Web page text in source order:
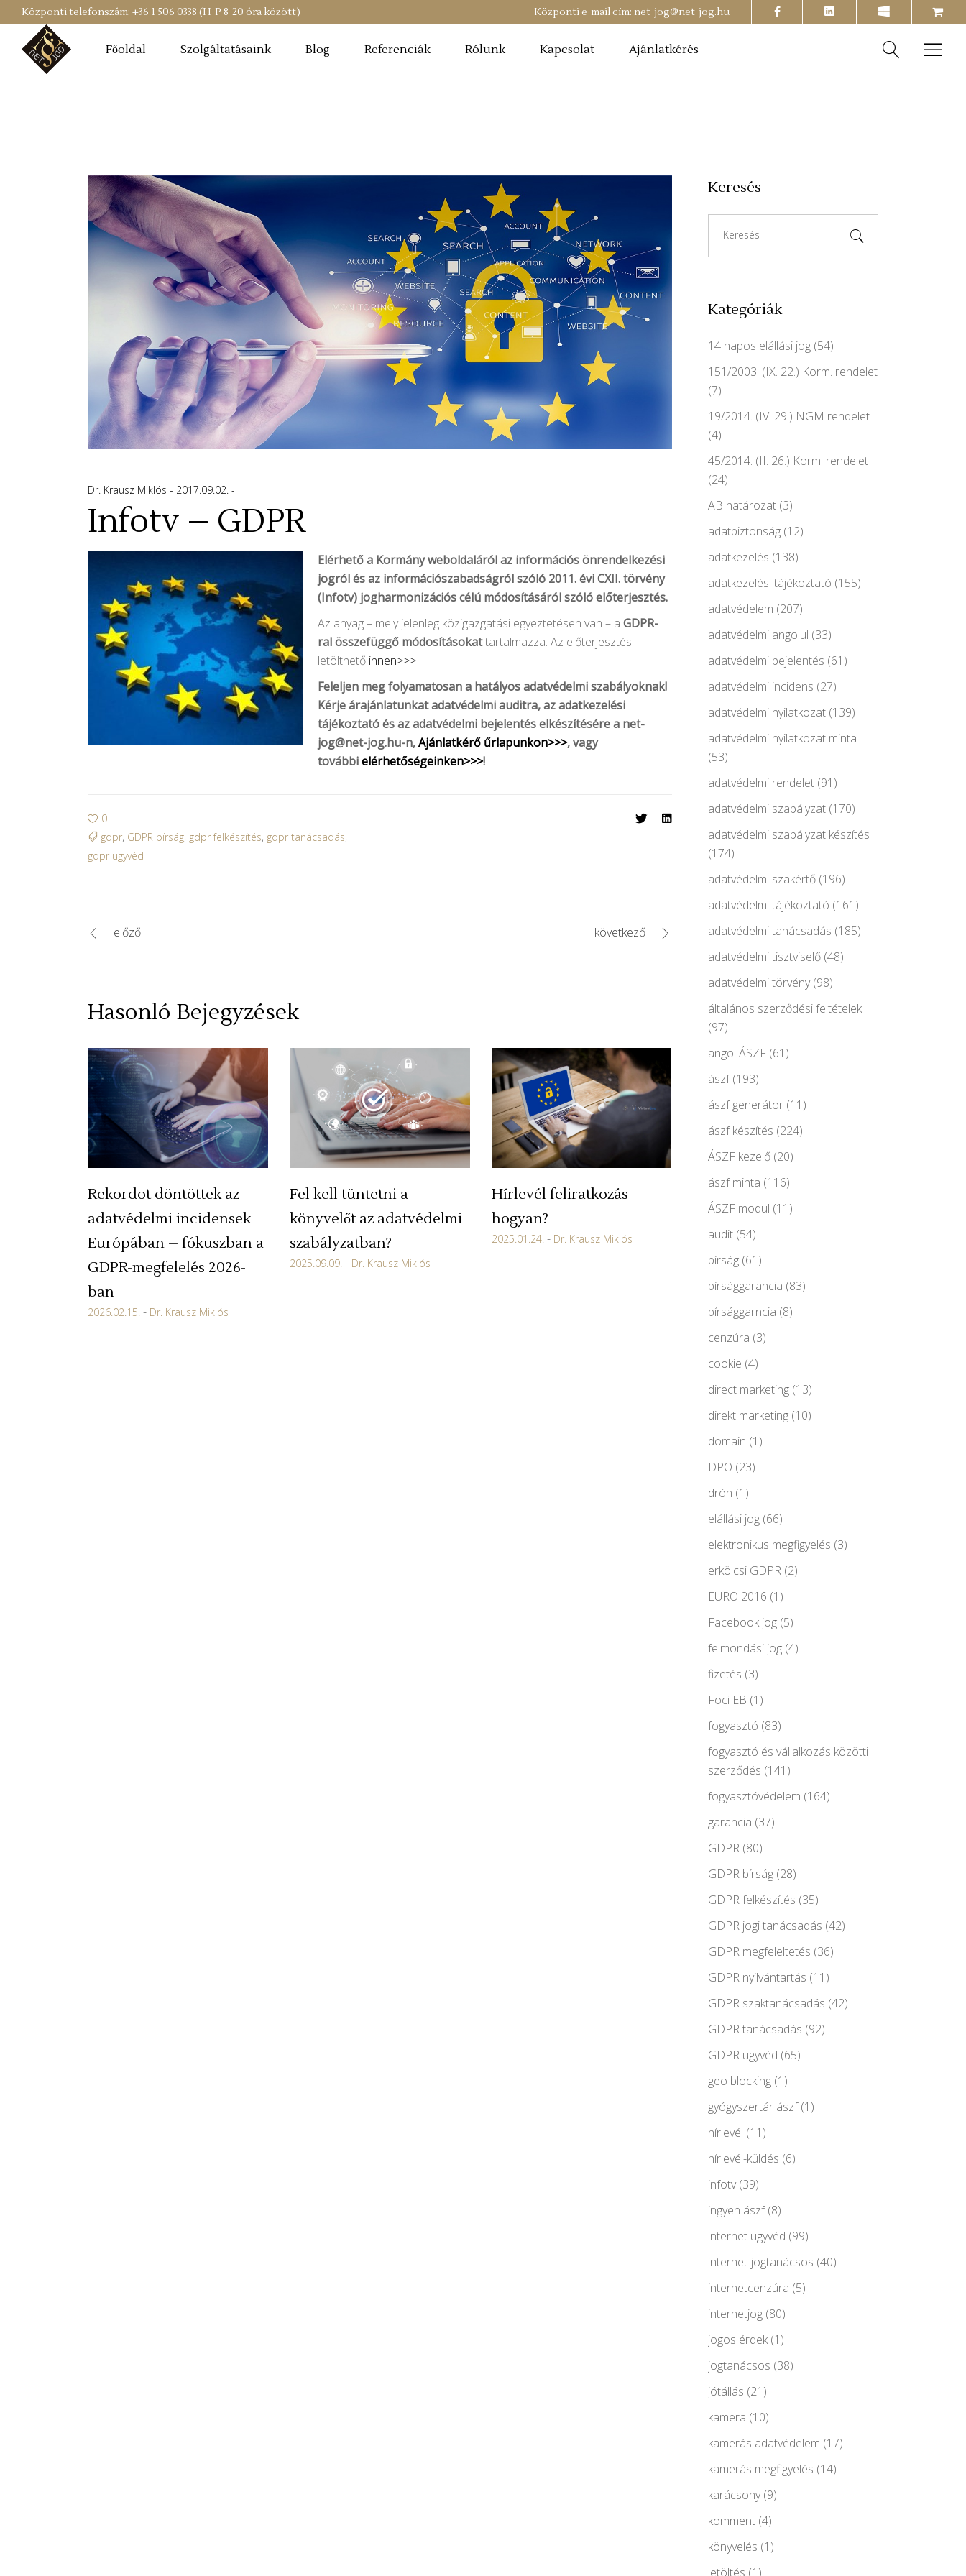
Központi telefonszám: +36 1 506 0338 (H-P 8-20 óra között) Központi e-mail cím: net-jog@net-jog.hu facebook
shopping-
cart
Főoldal Szolgáltatásaink Blog Referenciák Rólunk Kapcsolat Ajánlatkérés
Dr. Krausz Miklós 2017.09.02.
Infotv – GDPR
Elérhető a Kormány weboldaláról az információs önrendelkezési
jogról és az információszabadságról szóló 2011. évi CXII. törvény
(Infotv) jogharmonizációs célú módosításáról szóló előterjesztés.
Az anyag – mely jelenleg közigazgatási egyeztetésen van – a GDPR-
ral összefüggő módosításokattartalmazza. Az előterjesztés
letölthető innen>>>
Feleljen meg folyamatosan a hatályos adatvédelmi szabályoknak!
Kérje árajánlatunkat adatvédelmi auditra, az adatkezelési
tájékoztató és az adatvédelmi bejelentés elkészítésére a net-
jog@net-jog.hu-n,Ajánlatkérő űrlapunkon>>>, vagy
továbbielérhetőségeinken>>>!
0
gdpr, GDPR bírság, gdpr felkészítés, gdpr tanácsadás,
gdpr ügyvéd
előző következő
Hasonló Bejegyzések
Rekordot döntöttek az
adatvédelmi incidensek
Európában – fókuszban a
GDPR-megfelelés 2026-
ban
2026.02.15. Dr. Krausz Miklós
Fel kell tüntetni a
könyvelőt az adatvédelmi
szabályzatban?
2025.09.09. Dr. Krausz Miklós
Hírlevél feliratkozás –
hogyan?
2025.01.24. Dr. Krausz Miklós
Keresés
for:
Kategóriák
14 napos elállási jog(54)
151/2003. (IX. 22.) Korm. rendelet
(7)
19/2014. (IV. 29.) NGM rendelet
(4)
45/2014. (II. 26.) Korm. rendelet
(24)
AB határozat(3)
adatbiztonság(12)
adatkezelés (138)
adatkezelési tájékoztató (155)
adatvédelem (207)
adatvédelmi angolul (33)
adatvédelmi bejelentés (61)
adatvédelmi incidens (27)
adatvédelmi nyilatkozat(139)
adatvédelmi nyilatkozat minta
(53)
adatvédelmi rendelet(91)
adatvédelmi szabályzat(170)
adatvédelmi szabályzat készítés
(174)
adatvédelmi szakértő(196)
adatvédelmi tájékoztató (161)
adatvédelmi tanácsadás (185)
adatvédelmi tisztviselő(48)
adatvédelmi törvény(98)
általános szerződési feltételek
(97)
angol ÁSZF(61)
ászf(193)
ászf generátor(11)
ászf készítés (224)
ÁSZF kezelő(20)
ászf minta (116)
ÁSZF modul (11)
audit(54)
bírság(61)
bírsággarancia (83)
bírsággarncia (8)
cenzúra (3)
cookie (4)
direct marketing(13)
direkt marketing(10)
domain (1)
DPO (23)
drón (1)
elállási jog(66)
elektronikus megfigyelés (3)
erkölcsi GDPR(2)
EURO 2016 (1)
Facebook jog(5)
felmondási jog(4)
fizetés (3)
Foci EB (1)
fogyasztó (83)
fogyasztó és vállalkozás közötti
szerződés (141)
fogyasztóvédelem (164)
garancia (37)
GDPR(80)
GDPR bírság(28)
GDPR felkészítés (35)
GDPR jogi tanácsadás (42)
GDPR megfeleltetés (36)
GDPR nyilvántartás (11)
GDPR szaktanácsadás (42)
GDPR tanácsadás (92)
GDPR ügyvéd (65)
geo blocking(1)
gyógyszertár ászf(1)
hírlevél (11)
hírlevél-küldés (6)
infotv(39)
ingyen ászf(8)
internet ügyvéd (99)
internet-jogtanácsos (40)
internetcenzúra (5)
internetjog(80)
jogos érdek(1)
jogtanácsos (38)
jótállás (21)
kamera (10)
kamerás adatvédelem (17)
kamerás megfigyelés (14)
karácsony(9)
komment(4)
könyvelés (1)
letöltés (1)